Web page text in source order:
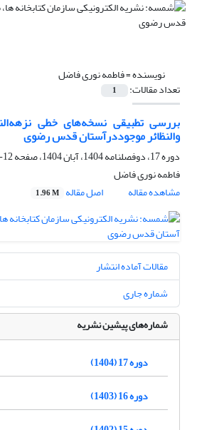
نویسنده =فاطمه نوری فاضل
تعداد مقالات: 1
بررسی تطبیقی نسخه‌های خطی
والنظائر موجوددرآستان قدس رضوی
دوره 17، دوفصلنامه 1404، آبان 1404، صفحه
12-25
فاطمه نوری فاضل
مشاهده مقاله
اصل مقاله 1.96 M
مقالات آماده انتشار
شماره جاری
شماره‌های پیشین نشریه
دوره 17 (1404)
دوره 16 (1403)